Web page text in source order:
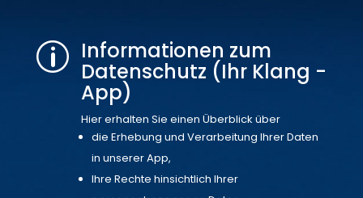
p Informationen zum
Datenschutz (Ihr Klang -
App)
Hier erhalten Sie einen Überblick über
die Erhebung und Verarbeitung Ihrer Daten
in unserer App,
Ihre Rechte hinsichtlich Ihrer